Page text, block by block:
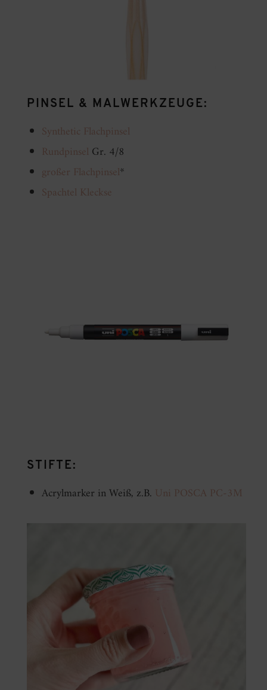
PINSEL & MALWERKZEUGE:
Synthetic Flachpinsel
Rundpinsel Gr. 4/8
großer Flachpinsel*
Spachtel Kleckse
STIFTE:
Acrylmarker in Weiß, z.B. Uni POSCA PC-3M